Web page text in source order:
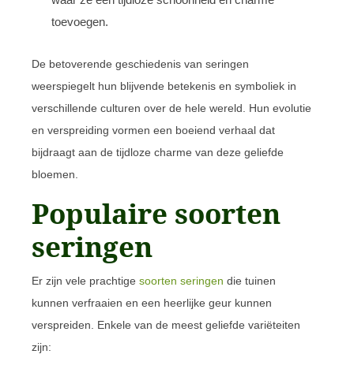
toevoegen.
De betoverende geschiedenis van seringen
weerspiegelt hun blijvende betekenis en symboliek in
verschillende culturen over de hele wereld. Hun evolutie
en verspreiding vormen een boeiend verhaal dat
bijdraagt aan de tijdloze charme van deze geliefde
bloemen.
Populaire soorten
seringen
Er zijn vele prachtige soorten seringen die tuinen
kunnen verfraaien en een heerlijke geur kunnen
verspreiden. Enkele van de meest geliefde variëteiten
zijn: